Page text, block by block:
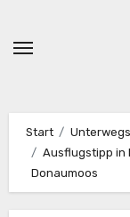
Start
Ausflugstipp in
Donaumoos